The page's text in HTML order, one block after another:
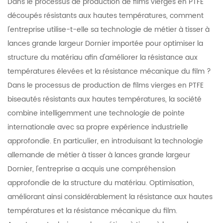
acwa, Jiangsu Rakaakayak Fayya Le Teknoloojih Murtitte,
w.w.w., Kee "Meqe Biranxi, Cankâ Teknoloojih Interpiraayiz,
Ambalal-Dalka Kee Aamantinaane Le Interpiraayiz" Axcuk
Massakaxxale Ammuntitte Geyte., kee maaliyyah maknay
AAA interpiraayiz". taturte ISO9001 baad mexxat xiinissoh
maknayih sumaqta naharal sanaaqat, kee tet currik tan
dadal fayyale gitah yan PTFE filmi kee baxxaqimteh PTFE
maytani xisoh adoytit mansoofa agat ayfaf moodelih
patenti sumaqta yeyseh.
découpés résistants aux hautes températures, comment
l'entreprise utilise-t-elle sa technologie de métier à tisser à
lances grande largeur Dornier importée pour optimiser la
structure du matériau afin d'améliorer la résistance aux
températures élevées et la résistance mécanique du film ?
Dans le processus de production de films vierges en PTFE
biseautés résistants aux hautes températures, la société
combine intelligemment une technologie de pointe
internationale avec sa propre expérience industrielle
approfondie. En particulier, en introduisant la technologie
allemande de métier à tisser à lances grande largeur
Dornier, l'entreprise a acquis une compréhension
approfondie de la structure du matériau. Optimisation,
améliorant ainsi considérablement la résistance aux hautes
températures et la résistance mécanique du film.